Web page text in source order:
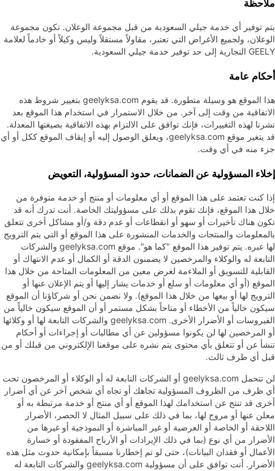
ملاحظة
يتم توفير أي خدمة جيلي السعودية من قبل مجموعة الوعلان. تكون مجموعة
الوعلان، ولجميع الأغراض التي تعتبر، مقاولاً مستقلاً وليس وكيلاً أو خادماً لعلامة
GEELY التجارية إلى حد توفير خدمة جيلي السعودية.
أحكام عامة
هذا الموقع هو وسيلة متطورة. قد يقوم geelyksa.com بتغيير شروط هذه
الاتفاقية من وقت إلى آخر. من خلال الاستمرار في استخدام هذا الموقع بعد
نشرنا لهذه التغييرات، فإنك توافق على الالتزام بهذه الاتفاقية بصيغتها المعدلة.
قد يتغير موقع geelyksa.com، ويعلق الوصول إليه أو إيقاف الموقع ككل أو أي
جزء منه في أي وقت.
إخلاء المسؤولية عن الضمانات، حدود المسؤولية، التعويض
إذا كنت تعتمد على هذا الموقع أو أي معلومات أو منتج أو خدمة متوفرة من
خلال هذا الموقع، فإنك تقوم بذلك على مسؤوليتك الخاصة. أنت تدرك أنه قد
تكون هناك تأخيرات أو سهو أو انقطاعات أو عدم دقة و/أو مشاكل أخرى تتعلق
بالمعلومات والمنتجات والخدمات المنشورة على هذا الموقع أو التي يتم الترويج
لها عبره. يتم توفير هذا الموقع "كما هو". موقع geelyksa.com والشركات
التابعة له والوكلاء والمرخصين لا يضمنون الدقة أو الكمال أو عدم الانتهاك أو
القابلية للتسويق أو الملاءمة لغرض معين من المعلومات المتاحة من خلال هذا
الموقع (أو أي معلومات أو سلع أو خدمات يشار إليها أو يتم الإعلان عنها أو
الترويج لها أو بيعها من خلال هذا الموقع). ولا نضمن نحن أو شركاؤنا أن الموقع
سيكون خالياً من الأخطاء أو متاحاً بشكل مستمر أو أن الموقع سيكون خالياً من
الفيروسات أو الأضرار الأخرى. geelyksa.com والشركات التابعة لها أو وكلائها
أو المرخصين لها لن يكونوا مسؤولين عن أي مطالبات أو إجراءات أو أحكام
تنشأ عن أو تتعلق بأي محتوى يتم نشره على موقعنا الإلكتروني من قبلك أو من
قبل أي طرف ثالث.
لن تتحمل geelyksa.com أو الشركات التابعة له أو الوكلاء أو المرخصون تحت
أي ظرف من الظروف المسؤولية تجاهك أو تجاه أي شخص آخر عن أي أضرار
أخرى قد تنتج عن استخدامك لهذا الموقع أو أي منتج أو خدمة مرتبطة به أو
معلن عنها أو مروج لها، بما في ذلك على سبيل المثال لا الحصر، الأضرار
اللاحقة أو الخاصة أو العرضية أو غير المباشرة أو النموذجية أو غيرها من
الأضرار من أي نوع (بما في ذلك الإيرادات أو الأرباح المفقودة أو خسارة
الأعمال أو فقدان البيانات)، حتى لو تم إخطارنا مسبقاً بإمكانية حدوث مثل هذه
الأضرار. أنت توافق على أن مسؤولية geelyksa.com والشركات التابعة له